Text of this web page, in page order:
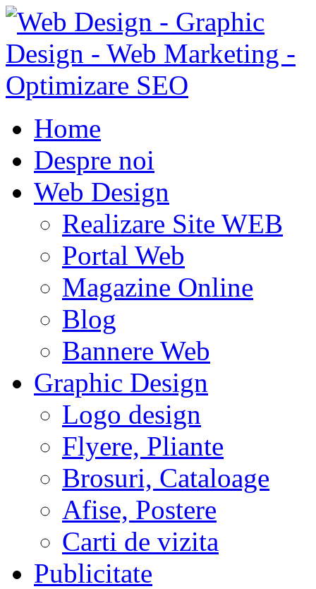
Home
Despre noi
Web Design
Realizare Site WEB
Portal Web
Magazine Online
Blog
Bannere Web
Graphic Design
Logo design
Flyere, Pliante
Brosuri, Cataloage
Afise, Postere
Carti de vizita
Publicitate